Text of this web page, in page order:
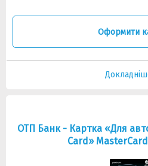
Оформити
ОТП Банк - Картка «Для
Card»